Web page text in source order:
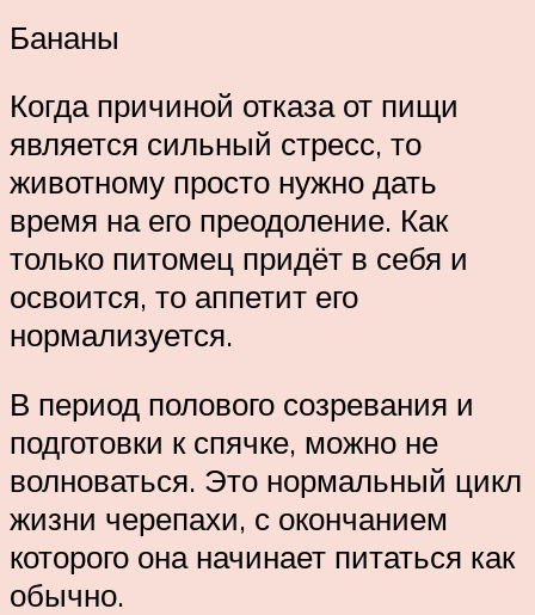
Бананы
Когда причиной отказа от пищи
является сильный стресс, то
животному просто нужно дать
время на его преодоление. Как
только питомец придёт в себя и
освоится, то аппетит его
нормализуется.
В период полового созревания и
подготовки к спячке, можно не
волноваться. Это нормальный цикл
жизни черепахи, с окончанием
которого она начинает питаться как
обычно.